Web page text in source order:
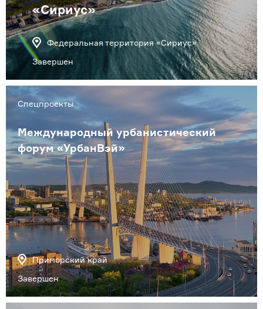
«Сириус»
Федеральная территория «Сириус»
Завершен
Спецпроекты
Международный урбанистический
форум «УрбанВэй»
Приморский край
Завершен